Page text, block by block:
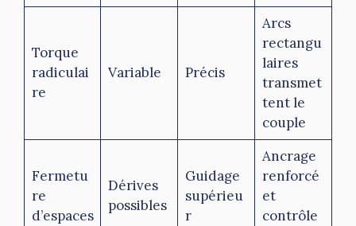
Torque
radiculai
re
Variable Précis
Arcs
rectangu
laires
transmet
tent le
couple
Fermetu
re
d’espaces
Dérives
possibles
Guidage
supérieu
r
Ancrage
renforcé
et
contrôle